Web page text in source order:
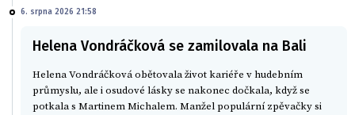
6. srpna 2026 21:58
Helena Vondráčková se zamilovala na Bali
Helena Vondráčková obětovala život kariéře v hudebním
průmyslu, ale i osudové lásky se nakonec dočkala, když se
potkala s Martinem Michalem. Manžel populární zpěvačky si